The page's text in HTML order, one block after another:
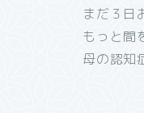
まだ３日
もっと間
母の認知